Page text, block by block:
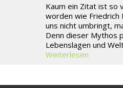
Kaum ein Zitat ist so
worden wie Friedrich
uns nicht umbringt,
Denn dieser Mythos
Lebenslagen und
Weiterlesen